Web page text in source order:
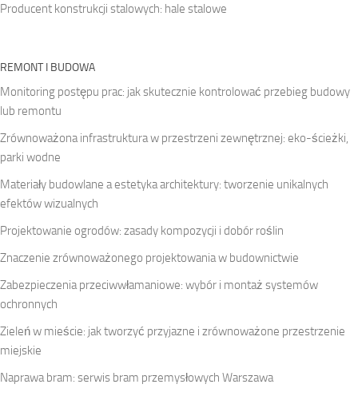
Producent konstrukcji stalowych: hale stalowe
REMONT I BUDOWA
Monitoring postępu prac: jak skutecznie kontrolować przebieg budowy
lub remontu
Zrównoważona infrastruktura w przestrzeni zewnętrznej: eko-ścieżki,
parki wodne
Materiały budowlane a estetyka architektury: tworzenie unikalnych
efektów wizualnych
Projektowanie ogrodów: zasady kompozycji i dobór roślin
Znaczenie zrównoważonego projektowania w budownictwie
Zabezpieczenia przeciwwłamaniowe: wybór i montaż systemów
ochronnych
Zieleń w mieście: jak tworzyć przyjazne i zrównoważone przestrzenie
miejskie
Naprawa bram: serwis bram przemysłowych Warszawa